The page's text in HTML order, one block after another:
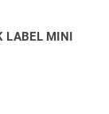
LABEL MINI